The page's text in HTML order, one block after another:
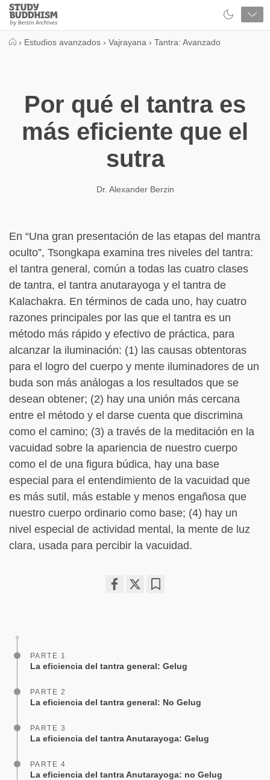
Close
Study
Buddhism
› Estudios avanzados › Vajrayana › Tantra: Avanzado
Por qué el tantra es
más eficiente que el
sutra
Dr. Alexander Berzin
En “Una gran presentación de las etapas del mantra
oculto”, Tsongkapa examina tres niveles del tantra:
el tantra general, común a todas las cuatro clases
de tantra, el tantra anutarayoga y el tantra de
Kalachakra. En términos de cada uno, hay cuatro
razones principales por las que el tantra es un
método más rápido y efectivo de práctica, para
alcanzar la iluminación: (1) las causas obtentoras
para el logro del cuerpo y mente iluminadores de un
buda son más análogas a los resultados que se
desean obtener; (2) hay una unión más cercana
entre el método y el darse cuenta que discrimina
como el camino; (3) a través de la meditación en la
vacuidad sobre la apariencia de nuestro cuerpo
como el de una figura búdica, hay una base
especial para el entendimiento de la vacuidad que
es más sutil, más estable y menos engañosa que
nuestro cuerpo ordinario como base; (4) hay un
nivel especial de actividad mental, la mente de luz
clara, usada para percibir la vacuidad.
PARTE 1
La eficiencia del tantra general: Gelug
PARTE 2
La eficiencia del tantra general: No Gelug
PARTE 3
La eficiencia del tantra Anutarayoga: Gelug
PARTE 4
La eficiencia del tantra Anutarayoga: no Gelug